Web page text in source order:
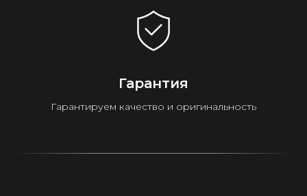
Гарантия
Гарантируем качество и оригинальность